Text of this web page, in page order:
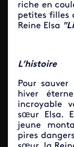
riche en
petites filles
Reine Elsa
L’histoire
Pour
hiver
incroyable
sœur Elsa.
jeune
pires